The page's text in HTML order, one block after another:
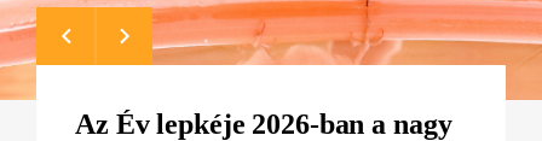
Az Év lepkéje 2026-ban a nagy